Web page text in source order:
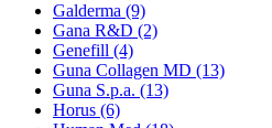
Galderma (9)
Gana R&D (2)
Genefill (4)
Guna Collagen MD (13)
Guna S.p.a. (13)
Horus (6)